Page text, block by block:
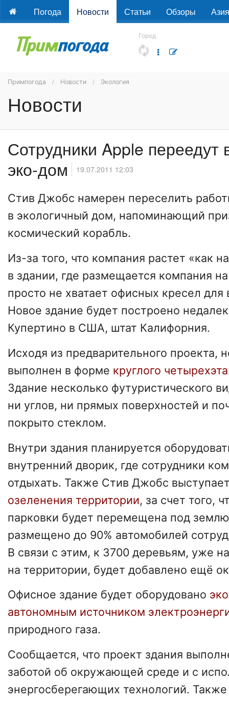
Погода Новости Статьи Обзоры Азия
Город
Примпогода Новости Экология
Новости
Сотрудники Apple переедут
эко-дом
19.07.2011 12:03
Стив Джобс намерен переселить
в экологичный дом, напоминающий
космический корабль.
Из-за того, что компания растет «как
в здании, где размещается компания
просто не хватает офисных кресел для
Новое здание будет построено
Купертино в США, штат Калифорния.
Исходя из предварительного проекта,
выполнен в форме круглого
Здание несколько футуристического
ни углов, ни прямых поверхностей и
покрыто стеклом.
Внутри здания планируется
внутренний дворик, где сотрудники
отдыхать. Также Стив Джобс
озеленения территории, за счет того,
парковки будет перемещена под
размещено до 90% автомобилей
В связи с этим, к 3700 деревьям, уже
на территории, будет добавлено ещё
Офисное здание будет оборудовано
автономным источником
природного газа.
Сообщается, что проект здания
заботой об окружающей среде и с
энергосберегающих технологий.